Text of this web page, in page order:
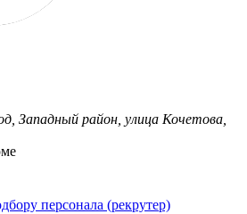
Западный район, улица Кочетова,
персонала (рекрутер)